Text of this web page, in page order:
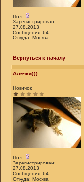
Пол:
Зарегистрирован:
27.08.2013
Сообщения: 64
Откуда: Москва
Вернуться к началу
Алечка)))
Новичок
Пол:
Зарегистрирован:
27.08.2013
Сообщения: 64
Откуда: Москва